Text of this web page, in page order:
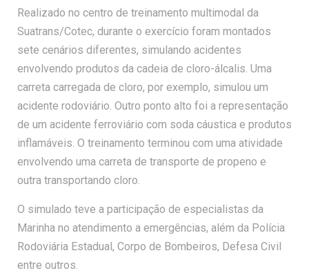
Realizado no centro de treinamento multimodal da
Suatrans/Cotec, durante o exercício foram montados
sete cenários diferentes, simulando acidentes
envolvendo produtos da cadeia de cloro-álcalis. Uma
carreta carregada de cloro, por exemplo, simulou um
acidente rodoviário. Outro ponto alto foi a representação
de um acidente ferroviário com soda cáustica e produtos
inflamáveis. O treinamento terminou com uma atividade
envolvendo uma carreta de transporte de propeno e
outra transportando cloro.
O simulado teve a participação de especialistas da
Marinha no atendimento a emergências, além da Polícia
Rodoviária Estadual, Corpo de Bombeiros, Defesa Civil
entre outros.